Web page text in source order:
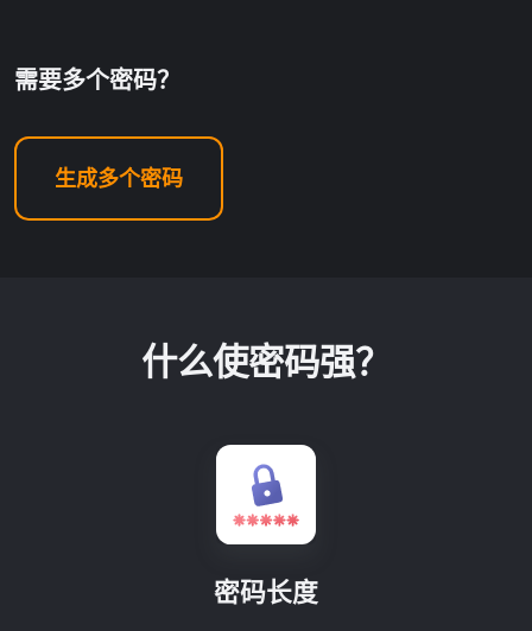
需要多个密码？
生成多个密码
什么使密码强？
密码长度